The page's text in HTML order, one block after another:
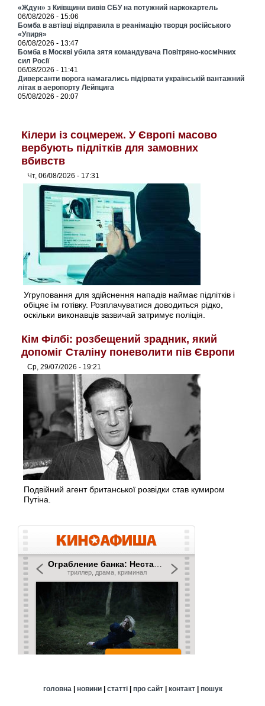
«Ждун» з Київщини вивів СБУ на потужний наркокартель
06/08/2026 - 15:06
Бомба в автівці відправила в реанімацію творця російського
«Упиря»
06/08/2026 - 13:47
Бомба в Москві убила зятя командувача Повітряно-космічних
сил Росії
06/08/2026 - 11:41
Диверсанти ворога намагались підірвати українській вантажний
літак в аеропорту Лейпцига
05/08/2026 - 20:07
Кілери із соцмереж. У Європі масово
вербують підлітків для замовних
вбивств
Чт, 06/08/2026 - 17:31
Угруповання для здійснення нападів наймає підлітків і
обіцяє їм готівку. Розплачуватися доводиться рідко,
оскільки виконавців зазвичай затримує поліція.
Кім Філбі: розбещений зрадник, який
допоміг Сталіну поневолити пів Європи
Ср, 29/07/2026 - 19:21
Подвійний агент британської розвідки став кумиром
Путіна.
головна | новини| статті| про сайт| контакт| пошук